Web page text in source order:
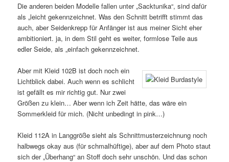
Die anderen beiden Modelle fallen unter „Sacktunika“, sind dafür
als „leicht gekennzeichnet. Was den Schnitt betrifft stimmt das
auch, aber Seidenkrepp für Anfänger ist aus meiner Sicht eher
ambitioniert. ja, in dem Stil geht es weiter, formlose Teile aus
edler Seide, als „einfach gekennzeichnet.
Aber mit Kleid 102B ist doch noch ein
Lichtblick dabei. Auch wenn es schlicht
ist gefällt es mir richtig gut. Nur zwei
Größen zu klein… Aber wenn ich Zeit hätte, das wäre ein
Sommerkleid für mich. (Nicht unbedingt in pink…)
Kleid 112A in Langgröße sieht als Schnittmusterzeichnung noch
halbwegs okay aus (für schmalhüftige), aber auf dem Photo staut
sich der „Überhang“ an Stoff doch sehr unschön. Und das schon